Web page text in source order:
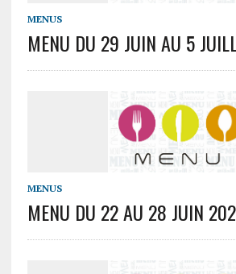
MENUS
MENU DU 29 JUIN AU 5
MENUS
MENU DU 22 AU 28 JUIN